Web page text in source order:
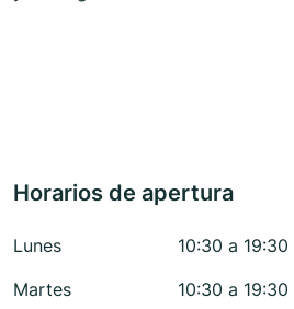
Horarios de apertura
Lunes
10:30 a 19:30
Martes
10:30 a 19:30